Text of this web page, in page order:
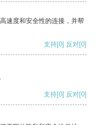
速度和安全性的连接，并帮
支持[0] 反对[0]
支持[0] 反对[0]